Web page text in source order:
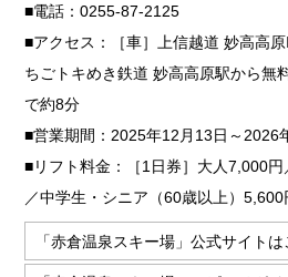
■電話：0255-87-2125
■アクセス：［車］上信越道 妙高高
ちごトキめき鉄道 妙高高原駅から無
で約8分
■営業期間：2025年12月13日～2026
■リフト料金：［1日券］大人7,000
／中学生・シニア（60歳以上）
「赤倉温泉スキー場」公式サイトは